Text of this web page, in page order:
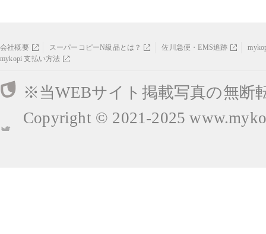
会社概要 スーパーコピーN級品とは？ 佐川急便・EMS追跡
mykopi 支払い方法
※当WEBサイト掲載写真の無断
Copyright © 2021-2025